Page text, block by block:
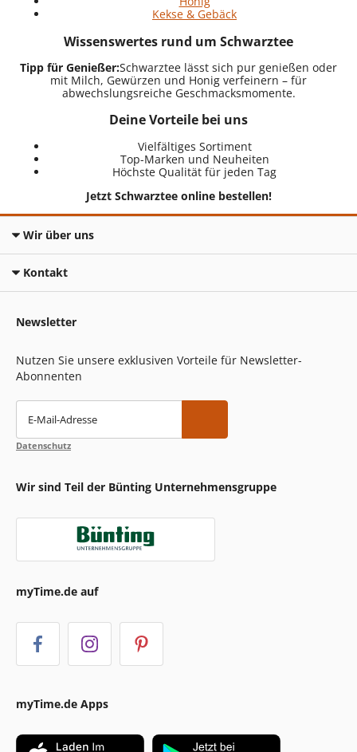
Kekse & Gebäck
Wissenswertes rund um Schwarztee
Tipp für Genießer:Schwarztee lässt sich pur genießen oder
mit Milch, Gewürzen und Honig verfeinern – für
abwechslungsreiche Geschmacksmomente.
Deine Vorteile bei uns
Vielfältiges Sortiment
Top-Marken und Neuheiten
Höchste Qualität für jeden Tag
Jetzt Schwarztee online bestellen!
Wir über uns
Kontakt
Newsletter
Nutzen Sie unsere exklusiven Vorteile für Newsletter-
Abonnenten
E-Mail-Adresse
Datenschutz
Wir sind Teil der Bünting Unternehmensgruppe
myTime.de auf
myTime.de Apps